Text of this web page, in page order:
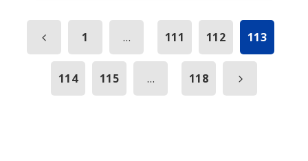
1 ... 111 112 113
114 115 ... 118